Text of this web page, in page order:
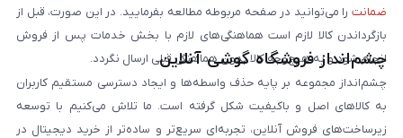
ضمانت را می‌توانید در صفحه مربوطه مطالعه بفرمایید. در این صورت، قبل از
بازگرداندن کالا لازم است هماهنگی‌های لازم با بخش خدمات پس از فروش
انجام شود و به هیچ‌وجه کالا بدون هماهنگی قبلی ارسال نگردد.
چشم‌انداز فروشگاه گوشی آنلاین
چشم‌انداز مجموعه بر پایه حذف واسطه‌ها و ایجاد دسترسی مستقیم کاربران
به کالاهای اصل و باکیفیت شکل گرفته است. ما تلاش می‌کنیم با توسعه
زیرساخت‌های فروش آنلاین، تجربه‌ای سریع‌تر و ساده‌تر از خرید دیجیتال در